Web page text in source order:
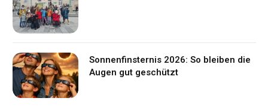
Sonnenfinsternis 2026: So bleiben die
Augen gut geschützt